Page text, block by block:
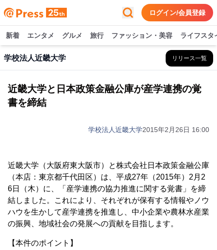
ログイン/会員登録
新着 エンタメ グルメ 旅行 ファッション・美容 ライフスタ
学校法人近畿大学 リリース一覧
近畿大学と日本政策金融公庫が産学連携の覚
書を締結
学校法人近畿大学2015年2月26日 16:00
近畿大学（大阪府東大阪市）と株式会社日本政策金融公庫
（本店：東京都千代田区）は、平成27年（2015年）2月2
6日（木）に、「産学連携の協力推進に関する覚書」を締
結しました。これにより、それぞれが保有する情報やノウ
ハウを生かして産学連携を推進し、中小企業や農林水産業
の振興、地域社会の発展への貢献を目指します。
【本件のポイント】